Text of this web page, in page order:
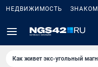
НЕДВИЖИМОСТЬ
Как живет экс-угольный